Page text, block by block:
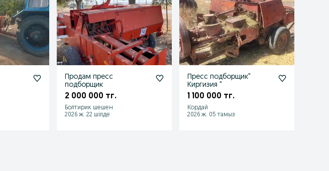
Продам пресс
подборщик
2 000 000 тг.
Болтирик шешен
2026 ж. 22 шілде
Пресс подборщик"
Киргизия "
1 100 000 тг.
Кордай
2026 ж. 05 тамыз